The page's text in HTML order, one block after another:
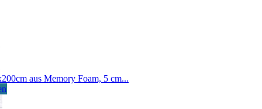
aus Memory Foam, 5 cm...